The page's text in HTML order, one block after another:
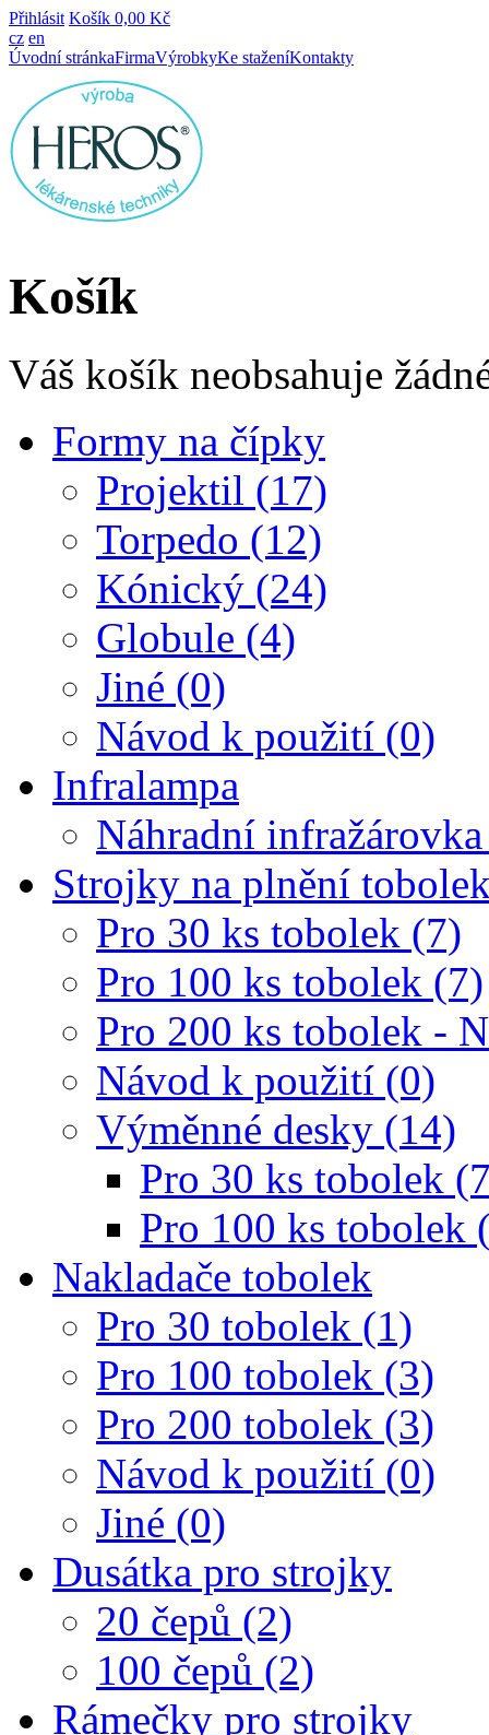
Přihlásit Košík 0,00 Kč
cz en
Úvodní stránkaFirmaVýrobkyKe staženíKontakty
Košík
Váš košík neobsahuje
Formy na čípky
Projektil (17)
Torpedo (12)
Kónický (24)
Globule (4)
Jiné (0)
Návod k použití (0)
Infralampa
Náhradní
Strojky na plnění
Pro 30 ks tobolek (7)
Pro 100 ks tobolek (7)
Pro 200 ks tobolek -
Návod k použití (0)
Výměnné desky (14)
Pro 30 ks tobolek
Pro 100 ks tobolek
Nakladače tobolek
Pro 30 tobolek (1)
Pro 100 tobolek (3)
Pro 200 tobolek (3)
Návod k použití (0)
Jiné (0)
Dusátka pro strojky
20 čepů (2)
100 čepů (2)
Rámečky pro strojky